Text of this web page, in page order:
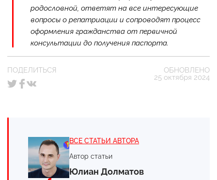
родословной, ответят на все интересующие
вопросы о репатриации и сопроводят процесс
оформления гражданства от первичной
консультации до получения паспорта.
ПОДЕЛИТЬСЯ
ОБНОВЛЕНО
25 октября 2024
ВСЕ СТАТЬИ АВТОРА
Автор статьи
Юлиан Долматов